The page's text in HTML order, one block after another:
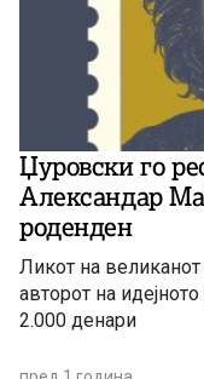
Џуровски го
Александар
роденден
Ликот на великанот
авторот на
2.000 денари